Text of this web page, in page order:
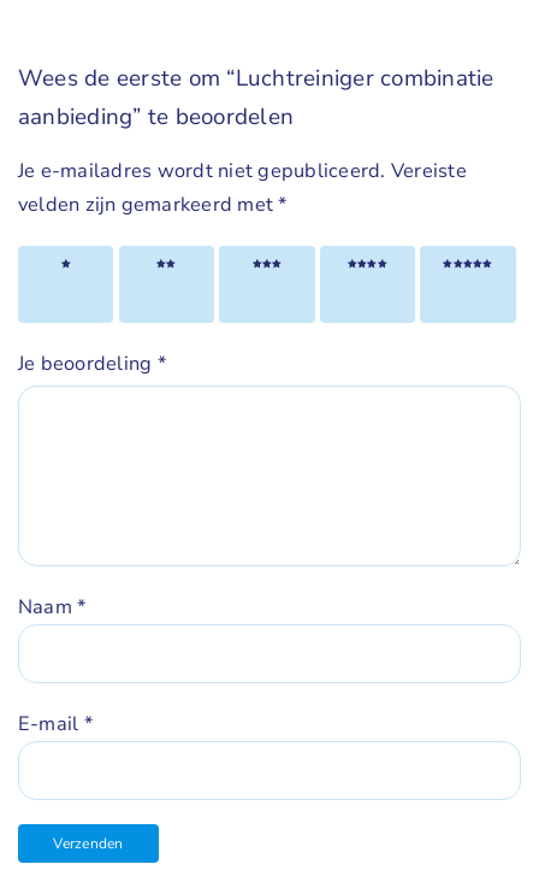
Wees de eerste om “Luchtreiniger combinatie
aanbieding” te beoordelen
Je e-mailadres wordt niet gepubliceerd. Vereiste
velden zijn gemarkeerd met*
1 van 2 van 3 van 4 van 5 van
Je beoordeling *
Naam*
E-mail *